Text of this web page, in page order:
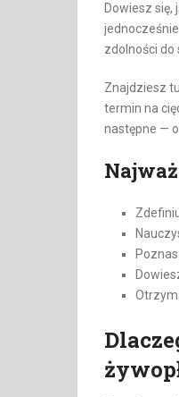
Dowiesz się,
zdolności do
Znajdziesz
termin na
następne —